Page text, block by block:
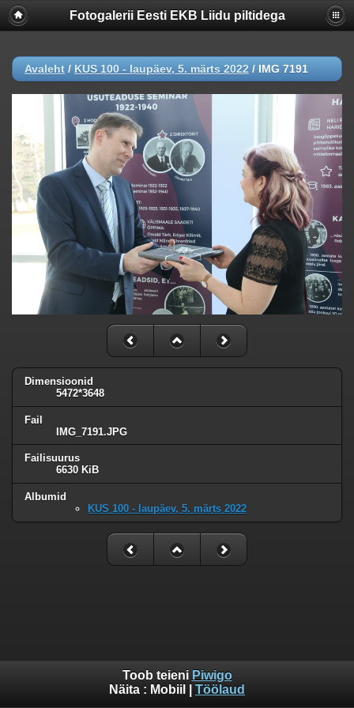
Fotogalerii Eesti EKB Liidu piltidega
Avaleht / KUS 100 - laupäev, 5. märts 2022 / IMG 7191
Dimensioonid
5472*3648
Fail
IMG_7191.JPG
Failisuurus
6630 KiB
Albumid
KUS 100 - laupäev, 5. märts 2022
Toob teieni Piwigo
Näita : Mobiil Töölaud